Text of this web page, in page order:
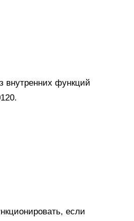
внутренних функций
если